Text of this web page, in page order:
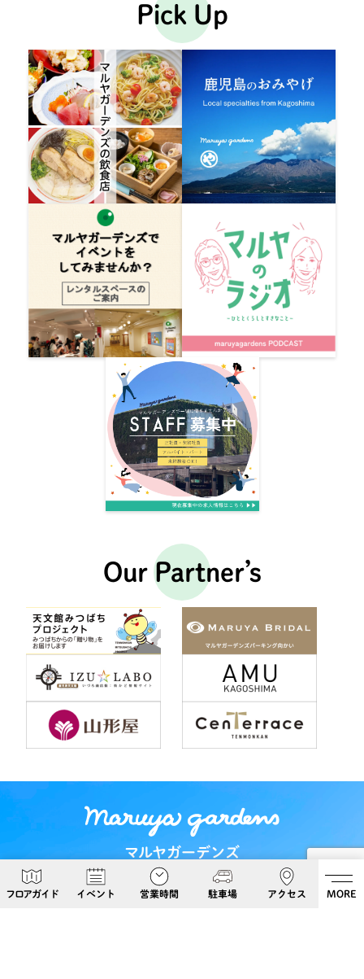
フロアガイド イベント 営業時間 駐車場 アクセス MORE
Pick Up
Our Partner’s
マルヤガーデンズ
〒892-0826 鹿児島県鹿児島市呉服町６−５